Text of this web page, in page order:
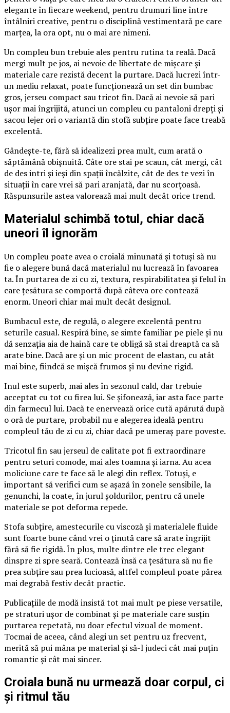
elegante în fiecare weekend, pentru drumuri line între
întâlniri creative, pentru o disciplină vestimentară pe care
marțea, la ora opt, nu o mai are nimeni.
Un compleu bun trebuie ales pentru rutina ta reală. Dacă
mergi mult pe jos, ai nevoie de libertate de mișcare și
materiale care rezistă decent la purtare. Dacă lucrezi într-
un mediu relaxat, poate funcționează un set din bumbac
gros, jerseu compact sau tricot fin. Dacă ai nevoie să pari
ușor mai îngrijită, atunci un compleu cu pantaloni drepți și
sacou lejer ori o variantă din stofă subțire poate face treabă
excelentă.
Gândește-te, fără să idealizezi prea mult, cum arată o
săptămână obișnuită. Câte ore stai pe scaun, cât mergi, cât
de des intri și ieși din spații încălzite, cât de des te vezi în
situații în care vrei să pari aranjată, dar nu scorțoasă.
Răspunsurile astea valorează mai mult decât orice trend.
Materialul schimbă totul, chiar dacă
uneori îl ignorăm
Un compleu poate avea o croială minunată și totuși să nu
fie o alegere bună dacă materialul nu lucrează în favoarea
ta. În purtarea de zi cu zi, textura, respirabilitatea și felul în
care țesătura se comportă după câteva ore contează
enorm. Uneori chiar mai mult decât designul.
Bumbacul este, de regulă, o alegere excelentă pentru
seturile casual. Respiră bine, se simte familiar pe piele și nu
dă senzația aia de haină care te obligă să stai dreaptă ca să
arate bine. Dacă are și un mic procent de elastan, cu atât
mai bine, fiindcă se mișcă frumos și nu devine rigid.
Inul este superb, mai ales în sezonul cald, dar trebuie
acceptat cu tot cu firea lui. Se șifonează, iar asta face parte
din farmecul lui. Dacă te enervează orice cută apărută după
o oră de purtare, probabil nu e alegerea ideală pentru
compleul tău de zi cu zi, chiar dacă pe umeraș pare poveste.
Tricotul fin sau jerseul de calitate pot fi extraordinare
pentru seturi comode, mai ales toamna și iarna. Au acea
moliciune care te face să le alegi din reflex. Totuși, e
important să verifici cum se așază în zonele sensibile, la
genunchi, la coate, în jurul șoldurilor, pentru că unele
materiale se pot deforma repede.
Stofa subțire, amestecurile cu viscoză și materialele fluide
sunt foarte bune când vrei o ținută care să arate îngrijit
fără să fie rigidă. În plus, multe dintre ele trec elegant
dinspre zi spre seară. Contează însă ca țesătura să nu fie
prea subțire sau prea lucioasă, altfel compleul poate părea
mai degrabă festiv decât practic.
Publicațiile de modă insistă tot mai mult pe piese versatile,
pe straturi ușor de combinat și pe materiale care susțin
purtarea repetată, nu doar efectul vizual de moment.
Tocmai de aceea, când alegi un set pentru uz frecvent,
merită să pui mâna pe material și să-l judeci cât mai puțin
romantic și cât mai sincer.
Croiala bună nu urmează doar corpul, ci
și ritmul tău